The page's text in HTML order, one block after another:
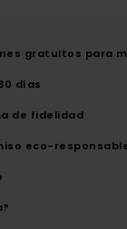
gratuitos para
días
de fidelidad
eco-